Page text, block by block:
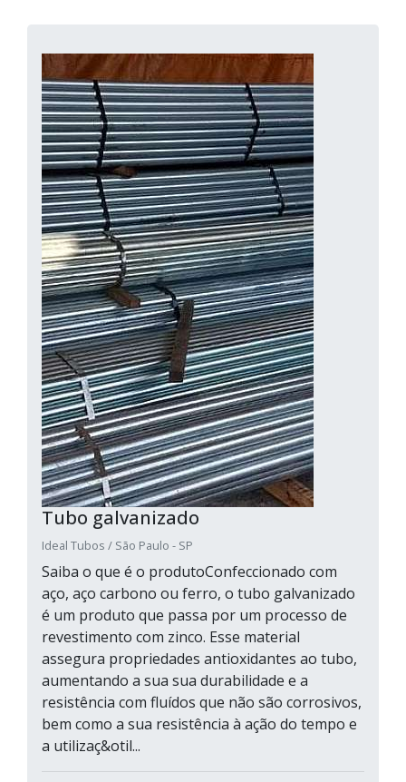
Tubo galvanizado
Ideal Tubos / São Paulo - SP
Saiba o que é o produtoConfeccionado com
aço, aço carbono ou ferro, o tubo galvanizado
é um produto que passa por um processo de
revestimento com zinco. Esse material
assegura propriedades antioxidantes ao tubo,
aumentando a sua sua durabilidade e a
resistência com fluídos que não são corrosivos,
bem como a sua resistência à ação do tempo e
a utilizaç&otil...